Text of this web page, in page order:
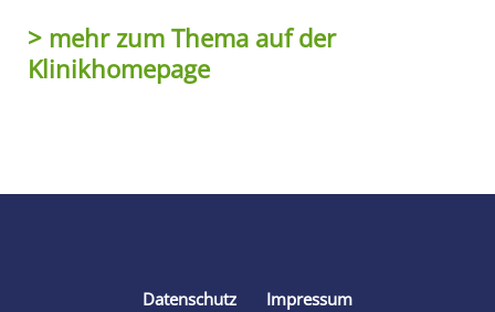
> mehr zum Thema auf der
Klinikhomepage
Datenschutz Impressum